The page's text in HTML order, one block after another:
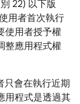
22) 以下版
用者首次執行
使用者授予權
整應用程式權
只會在執行近期
用程式是透過其